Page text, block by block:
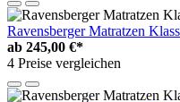
Ravensberger Matratzen
ab 245,00 €*
4 Preise vergleichen